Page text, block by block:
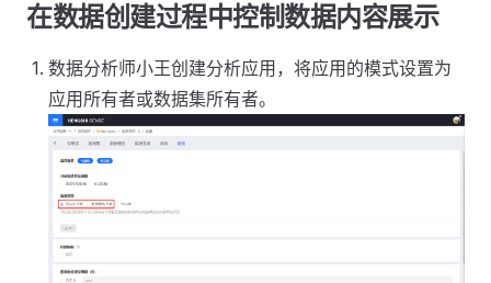
在数据创建过程中控制数据内容展示
数据分析师小王创建分析应用，将应用的模式设置为
应用所有者或数据集所有者。